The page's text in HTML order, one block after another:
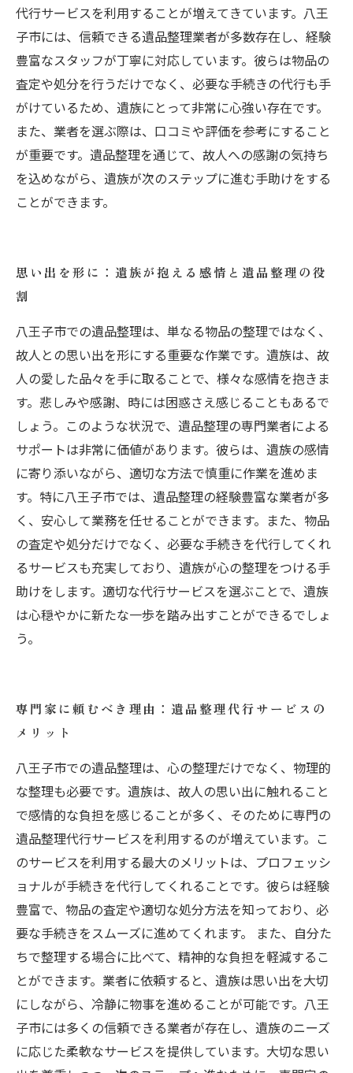
代行サービスを利用することが増えてきています。八王
子市には、信頼できる遺品整理業者が多数存在し、経験
豊富なスタッフが丁寧に対応しています。彼らは物品の
査定や処分を行うだけでなく、必要な手続きの代行も手
がけているため、遺族にとって非常に心強い存在です。
また、業者を選ぶ際は、口コミや評価を参考にすること
が重要です。遺品整理を通じて、故人への感謝の気持ち
を込めながら、遺族が次のステップに進む手助けをする
ことができます。
思い出を形に：遺族が抱える感情と遺品整理の役
割
八王子市での遺品整理は、単なる物品の整理ではなく、
故人との思い出を形にする重要な作業です。遺族は、故
人の愛した品々を手に取ることで、様々な感情を抱きま
す。悲しみや感謝、時には困惑さえ感じることもあるで
しょう。このような状況で、遺品整理の専門業者による
サポートは非常に価値があります。彼らは、遺族の感情
に寄り添いながら、適切な方法で慎重に作業を進めま
す。特に八王子市では、遺品整理の経験豊富な業者が多
く、安心して業務を任せることができます。また、物品
の査定や処分だけでなく、必要な手続きを代行してくれ
るサービスも充実しており、遺族が心の整理をつける手
助けをします。適切な代行サービスを選ぶことで、遺族
は心穏やかに新たな一歩を踏み出すことができるでしょ
う。
専門家に頼むべき理由：遺品整理代行サービスの
メリット
八王子市での遺品整理は、心の整理だけでなく、物理的
な整理も必要です。遺族は、故人の思い出に触れること
で感情的な負担を感じることが多く、そのために専門の
遺品整理代行サービスを利用するのが増えています。こ
のサービスを利用する最大のメリットは、プロフェッシ
ョナルが手続きを代行してくれることです。彼らは経験
豊富で、物品の査定や適切な処分方法を知っており、必
要な手続きをスムーズに進めてくれます。 また、自分た
ちで整理する場合に比べて、精神的な負担を軽減するこ
とができます。業者に依頼すると、遺族は思い出を大切
にしながら、冷静に物事を進めることが可能です。八王
子市には多くの信頼できる業者が存在し、遺族のニーズ
に応じた柔軟なサービスを提供しています。大切な思い